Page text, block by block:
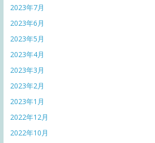
2023年7月
2023年6月
2023年5月
2023年4月
2023年3月
2023年2月
2023年1月
2022年12月
2022年10月